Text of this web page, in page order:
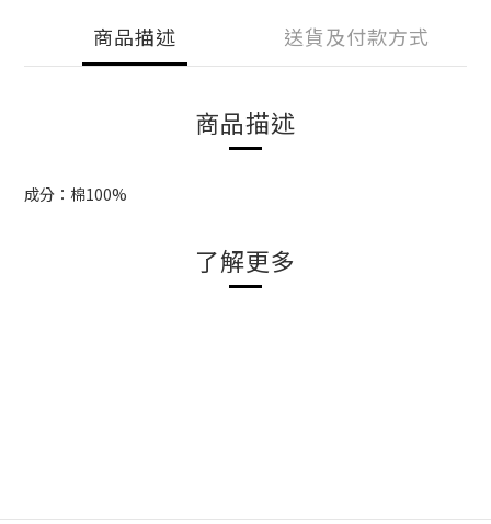
商品描述 送貨及付款方式
商品描述
成分：棉100%
了解更多